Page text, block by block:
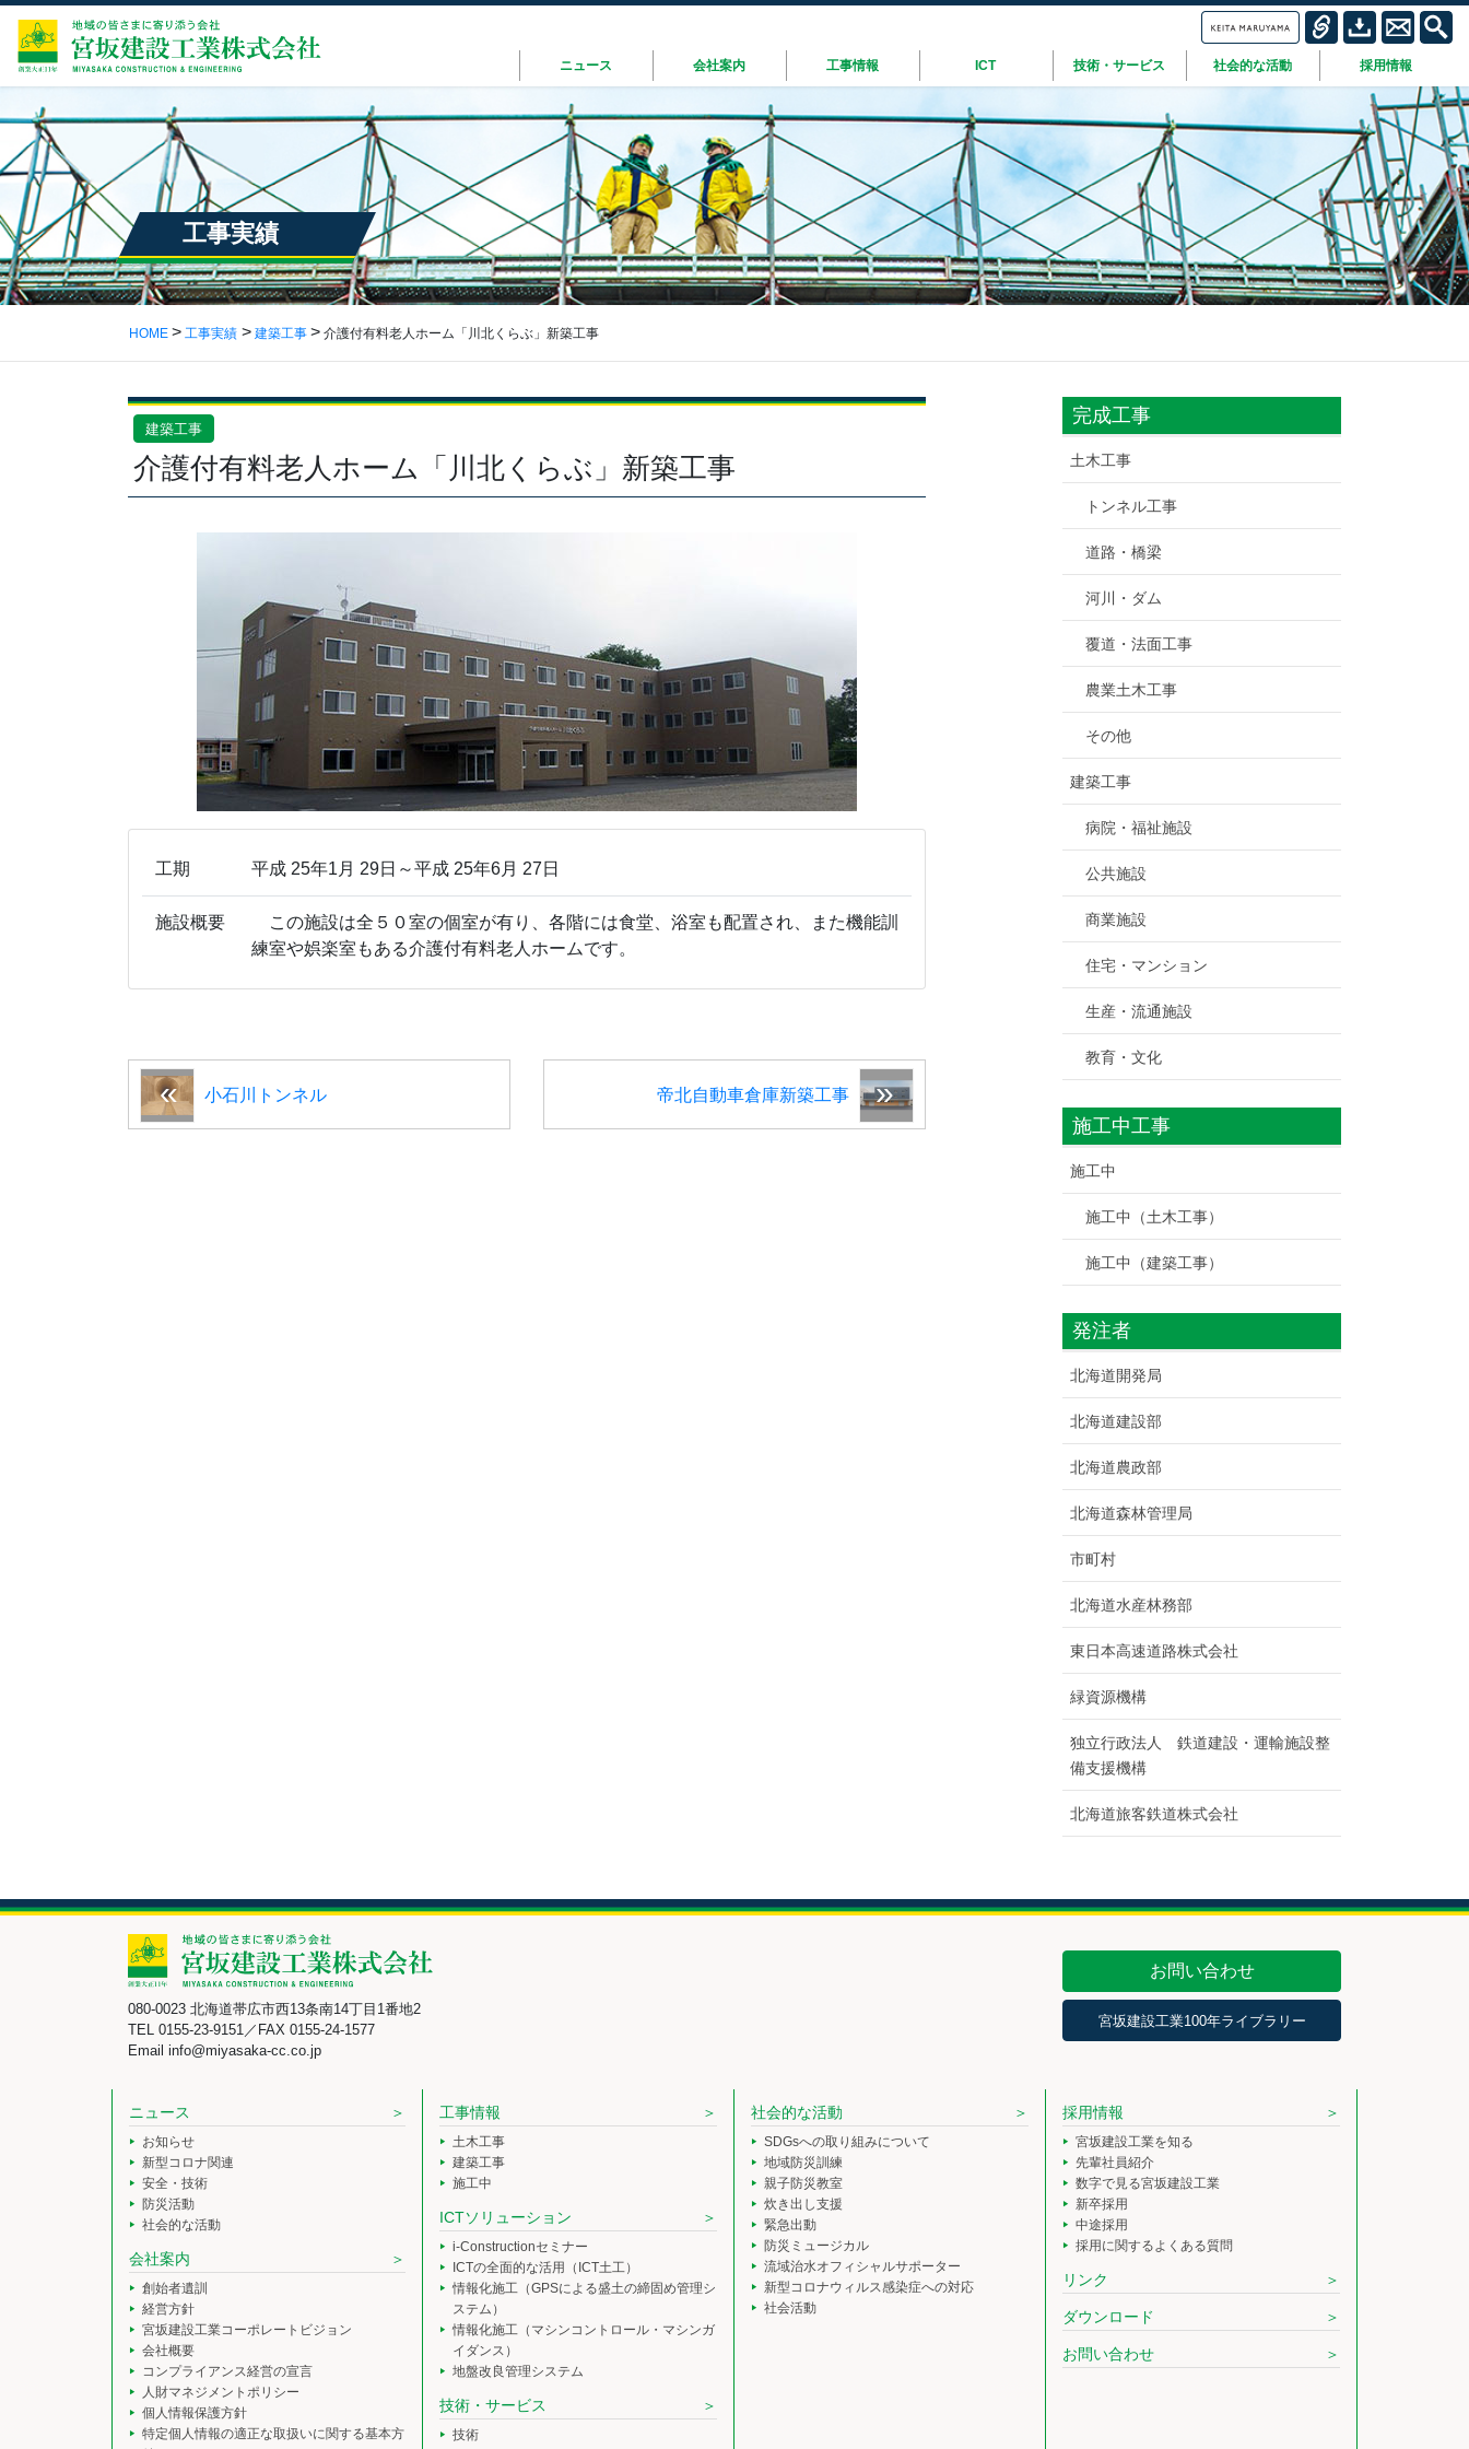
ニュース 会社案内 工事情報 ICT 技術・サービス 社会的な活動 採用情報
工事実績
HOME 工事実績 建築工事 介護付有料老人ホーム「川北くらぶ」新築工事
建築工事
介護付有料老人ホーム「川北くらぶ」新築工事
工期 平成 25年1月 29日～平成 25年6月 27日
施設概要
この施設は全５０室の個室が有り、各階には食堂、浴室も配置され、また機能訓
練室や娯楽室もある介護付有料老人ホームです。
小石川トンネル 帝北自動車倉庫新築工事
完成工事
土木工事
トンネル工事
道路・橋梁
河川・ダム
覆道・法面工事
農業土木工事
その他
建築工事
病院・福祉施設
公共施設
商業施設
住宅・マンション
生産・流通施設
教育・文化
施工中工事
施工中
施工中（土木工事）
施工中（建築工事）
発注者
北海道開発局
北海道建設部
北海道農政部
北海道森林管理局
市町村
北海道水産林務部
東日本高速道路株式会社
緑資源機構
独立行政法人 鉄道建設・運輸施設整
備支援機構
北海道旅客鉄道株式会社
080-0023 北海道帯広市西13条南14丁目1番地2
TEL 0155-23-9151／FAX 0155-24-1577
Email info@miyasaka-cc.co.jp
お問い合わせ
宮坂建設工業100年ライブラリー
ニュース
お知らせ
新型コロナ関連
安全・技術
防災活動
社会的な活動
会社案内
創始者遺訓
経営方針
宮坂建設工業コーポレートビジョン
会社概要
コンプライアンス経営の宣言
人財マネジメントポリシー
個人情報保護方針
特定個人情報の適正な取扱いに関する基本方
工事情報
土木工事
建築工事
施工中
ICTソリューション
i-Constructionセミナー
ICTの全面的な活用（ICT土工）
情報化施工（GPSによる盛土の締固め管理シ
ステム）
情報化施工（マシンコントロール・マシンガ
イダンス）
地盤改良管理システム
技術・サービス
技術
社会的な活動
SDGsへの取り組みについて
地域防災訓練
親子防災教室
炊き出し支援
緊急出動
防災ミュージカル
流域治水オフィシャルサポーター
新型コロナウィルス感染症への対応
社会活動
採用情報
宮坂建設工業を知る
先輩社員紹介
数字で見る宮坂建設工業
新卒採用
中途採用
採用に関するよくある質問
リンク
ダウンロード
お問い合わせ